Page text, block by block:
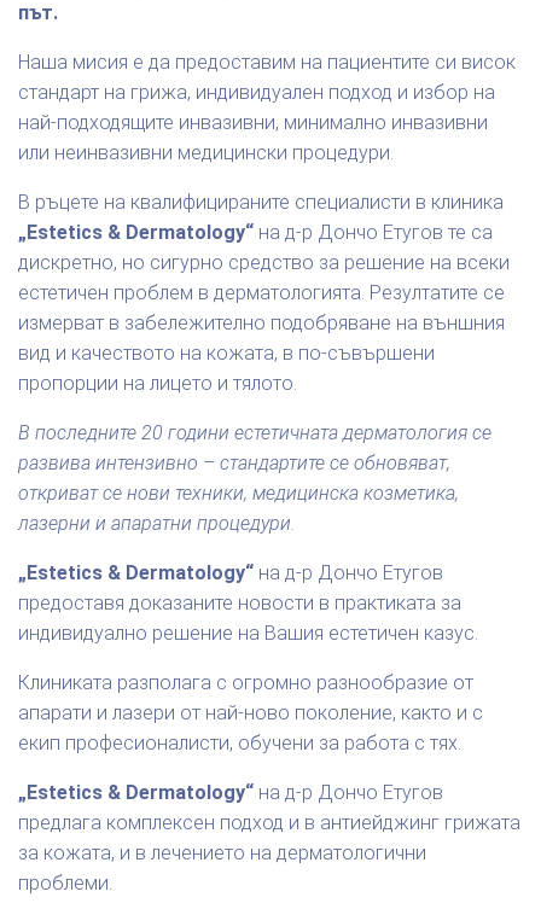
път.
Наша мисия е да предоставим на пациентите си висок
стандарт на грижа, индивидуален подход и избор на
най-подходящите инвазивни, минимално инвазивни
или неинвазивни медицински процедури.
В ръцете на квалифицираните специалисти в клиника
„Estetics & Dermatology“ на д-р Дончо Етугов те са
дискретно, но сигурно средство за решение на всеки
естетичен проблем в дерматологията. Резултатите се
измерват в забележително подобряване на външния
вид и качеството на кожата, в по-съвършени
пропорции на лицето и тялото.
В последните 20 години естетичната дерматология се
развива интензивно – стандартите се обновяват,
откриват се нови техники, медицинска козметика,
лазерни и апаратни процедури.
„Estetics & Dermatology“ на д-р Дончо Етугов
предоставя доказаните новости в практиката за
индивидуално решение на Вашия естетичен казус.
Клиниката разполага с огромно разнообразие от
апарати и лазери от най-ново поколение, както и с
екип професионалисти, обучени за работа с тях.
„Estetics & Dermatology“ на д-р Дончо Етугов
предлага комплексен подход и в антиейджинг грижата
за кожата, и в лечението на дерматологични
проблеми.